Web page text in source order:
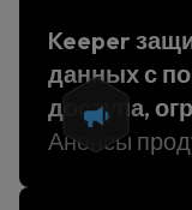
Keeper
данных с
доступа,
Анонсы